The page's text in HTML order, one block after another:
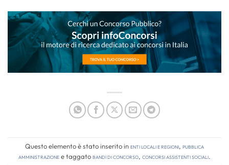
Questo elemento è stato inserito inEnti locali e regioni, Pubblica
amministrazionee taggatobandi di concorso, concorsi assistenti sociali.